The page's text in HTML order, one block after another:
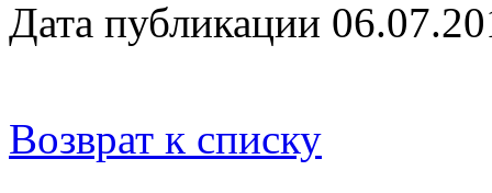
Дата публикации
Возврат к списку